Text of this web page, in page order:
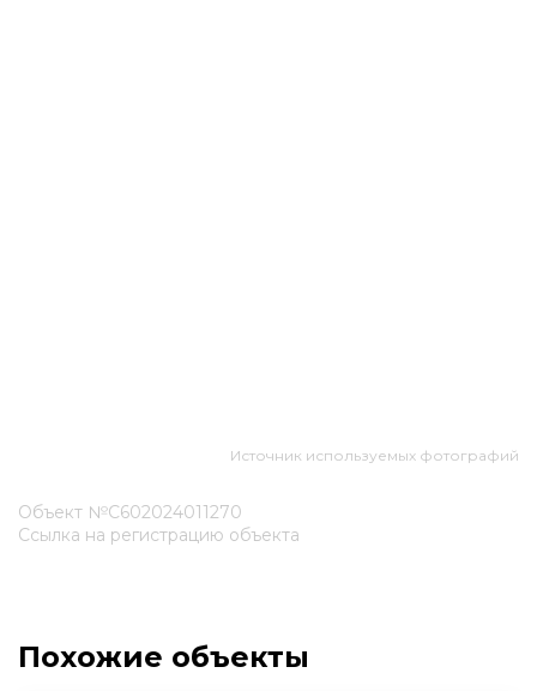
Источник используемых фотографий
Объект №С602024011270
Ссылка на регистрацию объекта
Похожие объекты